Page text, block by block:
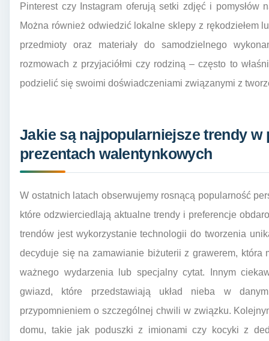
Pinterest czy Instagram oferują setki zdjęć i pomysłów
Można również odwiedzić lokalne sklepy z rękodziełem
przedmioty oraz materiały do samodzielnego
rozmowach z przyjaciółmi czy rodziną – często to
podzielić się swoimi doświadczeniami związanymi z
Jakie są najpopularniejsze trendy w
prezentach walentynkowych
W ostatnich latach obserwujemy rosnącą popularność
które odzwierciedlają aktualne trendy i preferencje
trendów jest wykorzystanie technologii do tworzenia
decyduje się na zamawianie biżuterii z grawerem,
ważnego wydarzenia lub specjalny cytat. Innym
gwiazd, które przedstawiają układ nieba w
przypomnieniem o szczególnej chwili w związku.
domu, takie jak poduszki z imionami czy kocyki z